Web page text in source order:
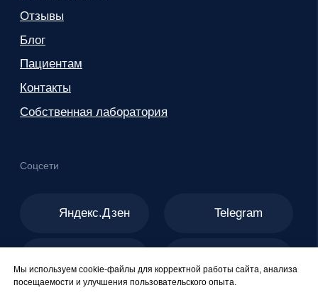
Мы используем cookie-файлы для корректной работы сайта, анализа
посещаемости и улучшения пользовательского опыта.